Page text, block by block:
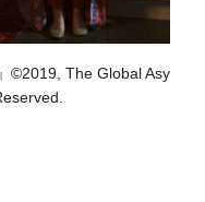
©2019, The Global Asy